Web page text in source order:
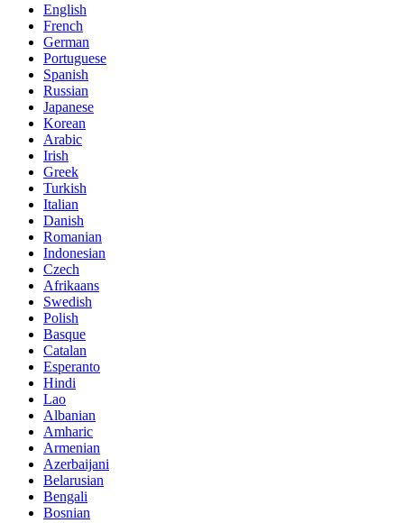
English
French
German
Portuguese
Spanish
Russian
Japanese
Korean
Arabic
Irish
Greek
Turkish
Italian
Danish
Romanian
Indonesian
Czech
Afrikaans
Swedish
Polish
Basque
Catalan
Esperanto
Hindi
Lao
Albanian
Amharic
Armenian
Azerbaijani
Belarusian
Bengali
Bosnian